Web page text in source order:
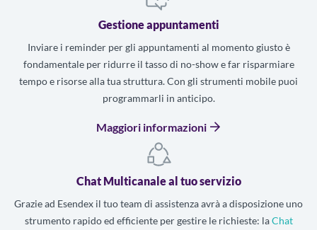
Gestione appuntamenti
Inviare i reminder per gli appuntamenti al momento giusto è
fondamentale per ridurre il tasso di no-show e far risparmiare
tempo e risorse alla tua struttura. Con gli strumenti mobile puoi
programmarli in anticipo.
Maggiori informazioni
Chat Multicanale al tuo servizio
Grazie ad Esendex il tuo team di assistenza avrà a disposizione uno
strumento rapido ed efficiente per gestire le richieste: laChat